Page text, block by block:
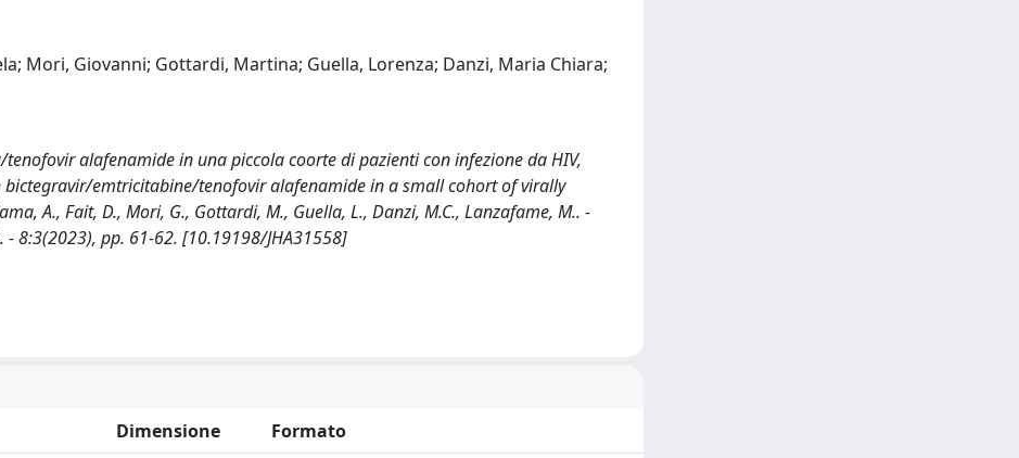
Mori, Giovanni; Gottardi, Martina; Guella, Lorenza; Danzi, Maria Chiara;
alafenamide in una piccola coorte di pazienti con infezione da HIV,
bictegravir/emtricitabine/tenofovir alafenamide in a small cohort of virally
A., Fait, D., Mori, G., Gottardi, M., Guella, L., Danzi, M.C., Lanzafame, M.. -
- 8:3(2023), pp. 61-62. [10.19198/JHA31558]
Dimensione Formato